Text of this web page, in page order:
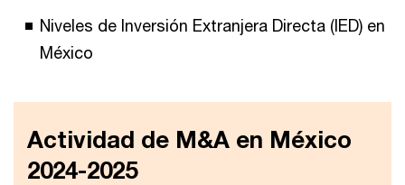
Niveles de Inversión Extranjera Directa (IED) en
México
Actividad de M&A en México
2024-2025